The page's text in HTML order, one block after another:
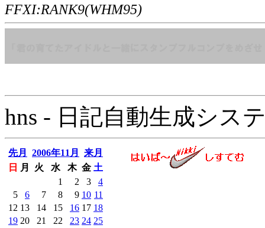
FFXI:RANK9(WHM95)
hns - 日記自動生成シス
先月 2006年11月
来月
日
月 火 水 木 金 土
1
2 3
4
5
6 7 8 9 10 11
12 13 14 15 16 17 18
19 20 21 22 23 24 25